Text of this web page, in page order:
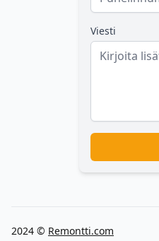
Viesti
2024 © Remontti.com